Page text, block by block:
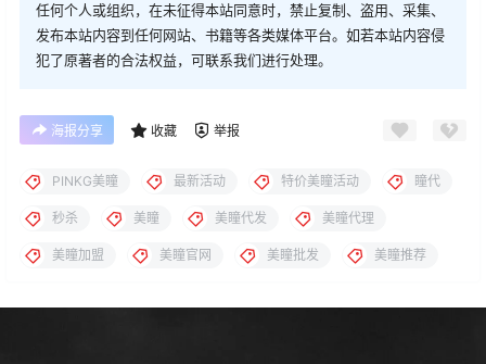
任何个人或组织，在未征得本站同意时，禁止复制、盗用、采集、
发布本站内容到任何网站、书籍等各类媒体平台。如若本站内容侵
犯了原著者的合法权益，可联系我们进行处理。
海报分享 收藏 举报
PINKG美瞳 最新活动 特价美瞳活动 瞳代
秒杀 美瞳 美瞳代发 美瞳代理
美瞳加盟 美瞳官网 美瞳批发 美瞳推荐